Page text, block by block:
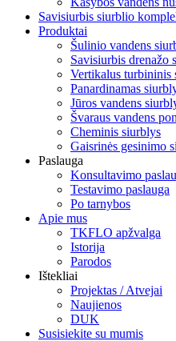
Savisiurbis siurblio
Produktai
Šulinio vandens
Savisiurbis drenažo
Vertikalus turbininis
Panardinamas
Jūros vandens
Švaraus vandens
Cheminis siurblys
Gaisrinės gesinimo
Paslauga
Konsultavimo
Testavimo paslauga
Po tarnybos
Apie mus
TKFLO apžvalga
Istorija
Parodos
Ištekliai
Projektas / Atvejai
Naujienos
DUK
Susisiekite su mumis